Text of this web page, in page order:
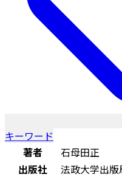
キーワード
著者
石母田正
出版社
法政大学出版